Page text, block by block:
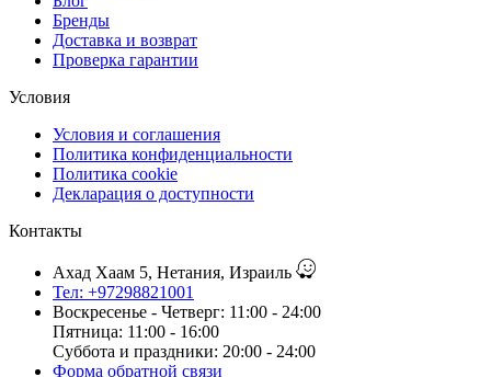
Бренды
Доставка и возврат
Проверка гарантии
Условия
Условия и соглашения
Политика конфиденциальности
Политика cookie
Декларация о доступности
Контакты
Ахад Хаам 5, Нетания, Израиль
Тел: +97298821001
Воскресенье - Четверг: 11:00 - 24:00
Пятница: 11:00 - 16:00
Суббота и праздники: 20:00 - 24:00
Форма обратной связи